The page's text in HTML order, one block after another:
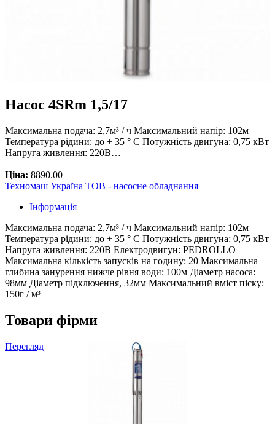
Насос 4SRm 1,5/17
Максимальна подача: 2,7м³ / ч Максимальний напір: 102м
Температура рідини: до + 35 ° С Потужність двигуна: 0,75 кВт
Напруга живлення: 220В…
Ціна: 8890.00
Техномаш Україна ТОВ - насосне обладнання
Інформація
Максимальна подача: 2,7м³ / ч Максимальний напір: 102м
Температура рідини: до + 35 ° С Потужність двигуна: 0,75 кВт
Напруга живлення: 220В Електродвигун: PEDROLLO
Максимальна кількість запусків на годину: 20 Максимальна
глибина занурення нижче рівня води: 100м Діаметр насоса:
98мм Діаметр підключення, 32мм Максимальний вміст піску:
150г / м³
Товари фірми
Перегляд